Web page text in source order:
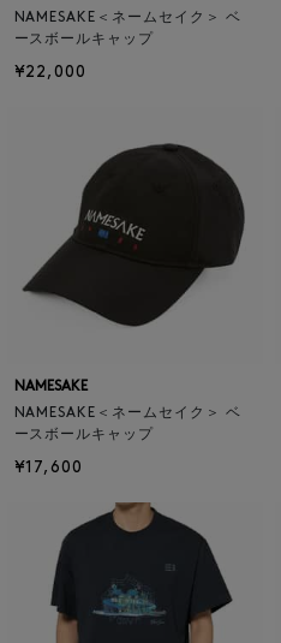
NAMESAKE＜ネームセイク＞ ベ
ースボールキャップ
¥22,000
NAMESAKE
NAMESAKE＜ネームセイク＞ ベ
ースボールキャップ
¥17,600